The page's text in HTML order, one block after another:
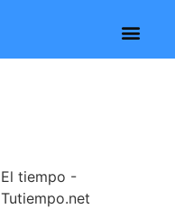
El tiempo -
Tutiempo.net